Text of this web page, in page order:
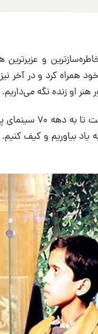
و عزیرترین
همراه کرد و در آخر
هنر او زنده نگه می‌داریم.
تنها بردن نام
یاد بیاوریم و کیف